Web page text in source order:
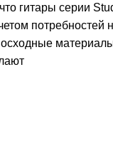
гитары серии
потребностей